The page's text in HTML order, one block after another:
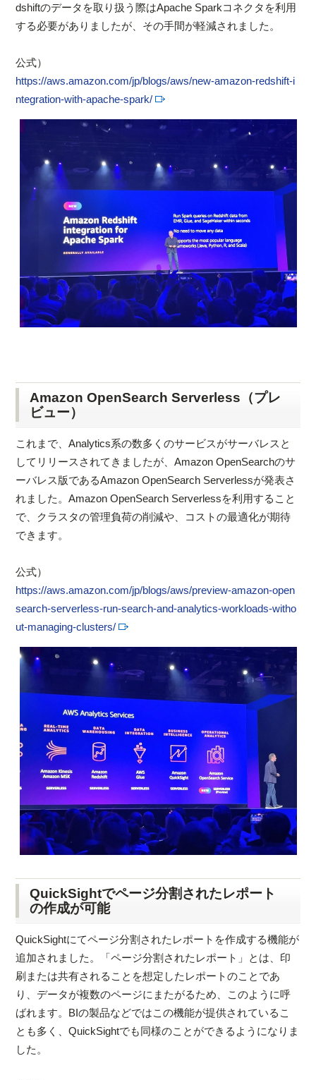
dshiftのデータを取り扱う際はApache Sparkコネクタを利用
する必要がありましたが、その手間が軽減されました。
公式）
https://aws.amazon.com/jp/blogs/aws/new-amazon-redshift-i
ntegration-with-apache-spark/
Amazon OpenSearch Serverless（プレ
ビュー）
これまで、Analytics系の数多くのサービスがサーバレスと
してリリースされてきましたが、Amazon OpenSearchのサ
ーバレス版であるAmazon OpenSearch Serverlessが発表さ
れました。Amazon OpenSearch Serverlessを利用すること
で、クラスタの管理負荷の削減や、コストの最適化が期待
できます。
公式）
https://aws.amazon.com/jp/blogs/aws/preview-amazon-open
search-serverless-run-search-and-analytics-workloads-witho
ut-managing-clusters/
QuickSightでページ分割されたレポート
の作成が可能
QuickSightにてページ分割されたレポートを作成する機能が
追加されました。「ページ分割されたレポート」とは、印
刷または共有されることを想定したレポートのことであ
り、データが複数のページにまたがるため、このように呼
ばれます。BIの製品などではこの機能が提供されているこ
とも多く、QuickSightでも同様のことができるようになりま
した。